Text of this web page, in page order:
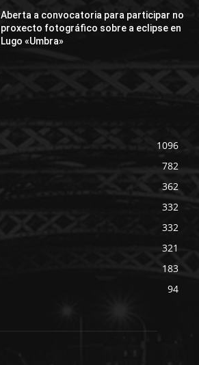
Aberta a convocatoria para participar no
proxecto fotográfico sobre a eclipse en
Lugo «Umbra»
1096
782
362
332
332
321
183
94